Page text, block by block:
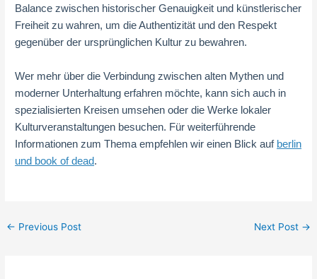
Balance zwischen historischer Genauigkeit und künstlerischer
Freiheit zu wahren, um die Authentizität und den Respekt
gegenüber der ursprünglichen Kultur zu bewahren.
Wer mehr über die Verbindung zwischen alten Mythen und
moderner Unterhaltung erfahren möchte, kann sich auch in
spezialisierten Kreisen umsehen oder die Werke lokaler
Kulturveranstaltungen besuchen. Für weiterführende
Informationen zum Thema empfehlen wir einen Blick auf berlin
und book of dead.
← Previous Post Next Post →